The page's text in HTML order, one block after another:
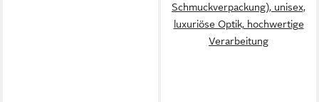
Schmuckverpackung), unisex,
luxuriöse Optik, hochwertige
Verarbeitung